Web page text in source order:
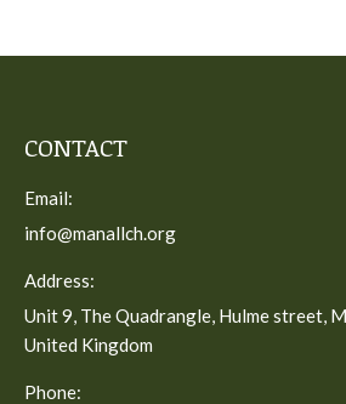
CONTACT
Email:
info@manallch.org
Address:
Unit 9, The Quadrangle, Hulme street,
United Kingdom
Phone: